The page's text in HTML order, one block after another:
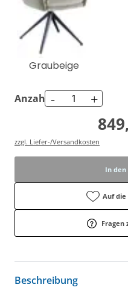
Graubeige
Anzahl - +
zzgl. Liefer-/Versandkosten
In
Auf die
Fragen
Beschreibung